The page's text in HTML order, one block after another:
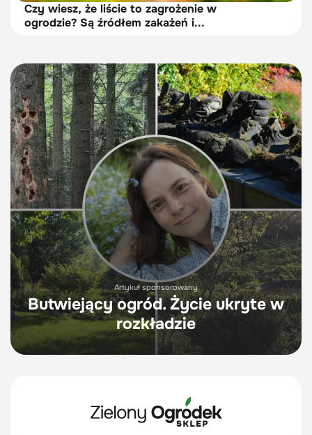
Czy wiesz, że liście to zagrożenie w
ogrodzie? Są źródłem zakażeń i...
Artykuł sponsorowany
Butwiejący ogród. Życie ukryte w
rozkładzie